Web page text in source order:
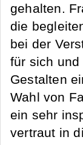
gehalten.
die
bei der
für sich
Gestalten
Wahl von
ein sehr
vertraut in